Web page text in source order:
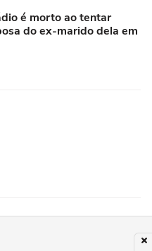
é morto ao tentar
do ex-marido dela em